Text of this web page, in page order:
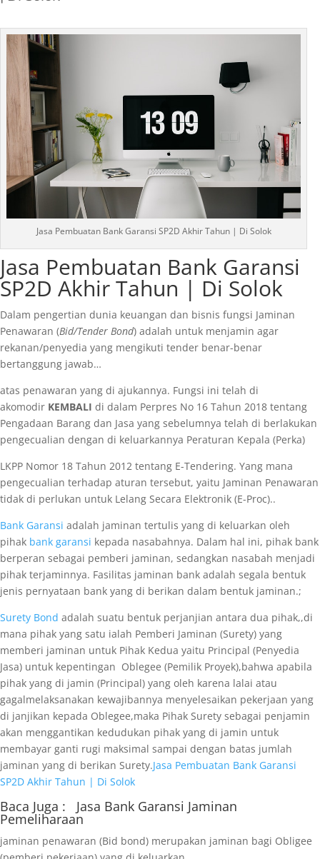
Jasa Pembuatan Bank Garansi SP2D Akhir Tahun | Di Solok
Jasa Pembuatan Bank Garansi
SP2D Akhir Tahun | Di Solok
Dalam pengertian dunia keuangan dan bisnis fungsi Jaminan
Penawaran (Bid/Tender Bond) adalah untuk menjamin agar
rekanan/penyedia yang mengikuti tender benar-benar
bertanggung jawab…
atas penawaran yang di ajukannya. Fungsi ini telah di
akomodir KEMBALI di dalam Perpres No 16 Tahun 2018 tentang
Pengadaan Barang dan Jasa yang sebelumnya telah di berlakukan
pengecualian dengan di keluarkannya Peraturan Kepala (Perka)
LKPP Nomor 18 Tahun 2012 tentang E-Tendering. Yang mana
pengecualian terhadap aturan tersebut, yaitu Jaminan Penawaran
tidak di perlukan untuk Lelang Secara Elektronik (E-Proc)..
Bank Garansi adalah jaminan tertulis yang di keluarkan oleh
pihak bank garansi kepada nasabahnya. Dalam hal ini, pihak bank
berperan sebagai pemberi jaminan, sedangkan nasabah menjadi
pihak terjaminnya. Fasilitas jaminan bank adalah segala bentuk
jenis pernyataan bank yang di berikan dalam bentuk jaminan.;
Surety Bond adalah suatu bentuk perjanjian antara dua pihak,,di
mana pihak yang satu ialah Pemberi Jaminan (Surety) yang
memberi jaminan untuk Pihak Kedua yaitu Principal (Penyedia
Jasa) untuk kepentingan Oblegee (Pemilik Proyek),bahwa apabila
pihak yang di jamin (Principal) yang oleh karena lalai atau
gagalmelaksanakan kewajibannya menyelesaikan pekerjaan yang
di janjikan kepada Oblegee,maka Pihak Surety sebagai penjamin
akan menggantikan kedudukan pihak yang di jamin untuk
membayar ganti rugi maksimal sampai dengan batas jumlah
jaminan yang di berikan Surety.Jasa Pembuatan Bank Garansi
SP2D Akhir Tahun | Di Solok
Baca Juga : Jasa Bank Garansi Jaminan
Pemeliharaan
jaminan penawaran (Bid bond) merupakan jaminan bagi Obligee